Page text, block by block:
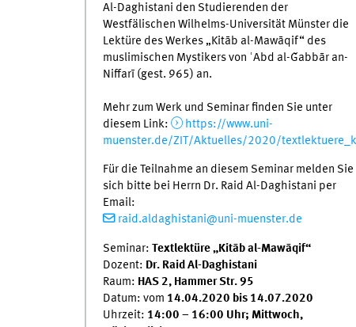
Al-Daghistani den Studierenden der
Westfälischen Wilhelms-Universität Münster die
Lektüre des Werkes „Kitāb al-Mawāqif“ des
muslimischen Mystikers von ʿAbd al-Ǧabbār an-
Niffarī (gest. 965) an.
Mehr zum Werk und Seminar finden Sie unter
diesem Link:
https://www.uni-
muenster.de/ZIT/Aktuelles/2020/
Für die Teilnahme an diesem Seminar melden Sie
sich bitte bei Herrn Dr. Raid Al-Daghistani per
Email:
raid.aldaghistani@uni-muenster.de
Seminar: Textlektüre „Kitāb al-Mawāqif“
Dozent: Dr. Raid Al-Daghistani
Raum: HAS 2, Hammer Str. 95
Datum: vom 14.04.2020 bis 14.07.2020
Uhrzeit: 14:00 – 16:00 Uhr; Mittwoch,